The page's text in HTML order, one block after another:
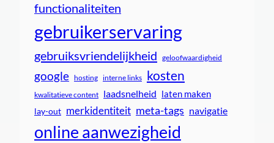
functionaliteiten
gebruikerservaring
gebruiksvriendelijkheid geloofwaardigheid
google hosting interne links kosten
kwalitatieve content laadsnelheid laten maken
lay-out merkidentiteit meta-tags navigatie
online aanwezigheid